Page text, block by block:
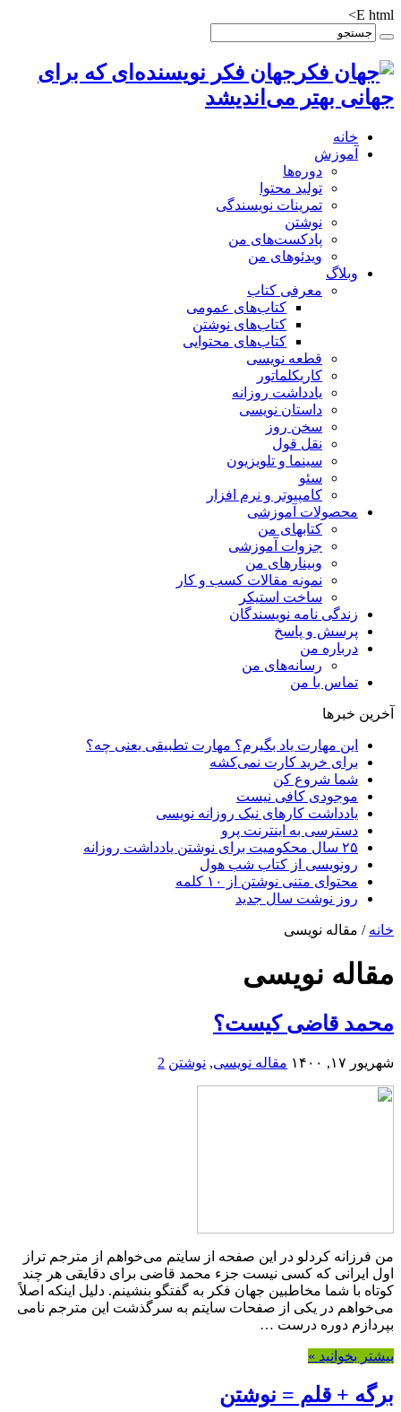
E html>
جهان فکر نویسنده‌ای که برای
جهانی بهتر می‌اندیشد
خانه
آموزش
دوره‌ها
تولید محتوا
تمرینات نویسندگی
نوشتن
پادکست‌های من
ویدئوهای من
وبلاگ
معرفی کتاب
کتاب‌های عمومی
کتاب‌های نوشتن
کتاب‌های محتوایی
قطعه نویسی
کاریکلماتور
یادداشت روزانه
داستان نویسی
سخن روز
نقل قول
سینما و تلویزیون
سئو
کامپیوتر و نرم افزار
محصولات آموزشی
کتابهای من
جزوات آموزشی
وبینارهای من
نمونه مقالات کسب و کار
ساخت استیکر
زندگی نامه نویسندگان
پرسش و پاسخ
درباره من
رسانه‌ها‌ی من
تماس با من
آخرین خبرها
این مهارت یاد بگیرم؟ مهارت تطبیقی یعنی چه؟
برای خرید کارت نمی‌‌کشه
شما شروع کن
موجودی کافی نیست
یادداشت کارهای نیک روزانه نویسی
دسترسی به اینترنت پرو
۲۵ سال محکومیت برای نوشتن یادداشت روزانه
رونویسی از کتاب شب هول
محتوای متنی نوشتن از ۱۰ کلمه
روز نوشت سال جدید
خانه / مقاله نویسی
مقاله نویسی
محمد قاضی کیست؟
شهریور ۱۷, ۱۴۰۰ مقاله نویسی, نوشتن 2
من فرزانه کردلو در این صفحه از سایتم می‌خواهم از مترجم تراز
اول ایرانی که کسی نیست جزء محمد قاضی برای دقایقی هر چند
کوتاه با شما مخاطبین جهان فکر به گفتگو بنشینم. دلیل اینکه اصلاً
می‌خواهم در یکی از صفحات سایتم به سرگذشت این مترجم نامی
بپردازم دوره درست …
بیشتر بخوانید »
برگه + قلم = نوشتن